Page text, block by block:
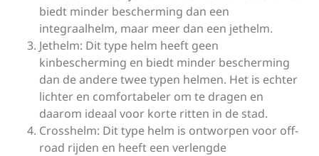
biedt minder bescherming dan een
integraalhelm, maar meer dan een jethelm.
Jethelm: Dit type helm heeft geen
kinbescherming en biedt minder bescherming
dan de andere twee typen helmen. Het is echter
lichter en comfortabeler om te dragen en
daarom ideaal voor korte ritten in de stad.
Crosshelm: Dit type helm is ontworpen voor off-
road rijden en heeft een verlengde